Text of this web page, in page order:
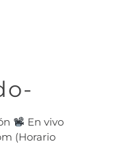
En vivo
(Horario